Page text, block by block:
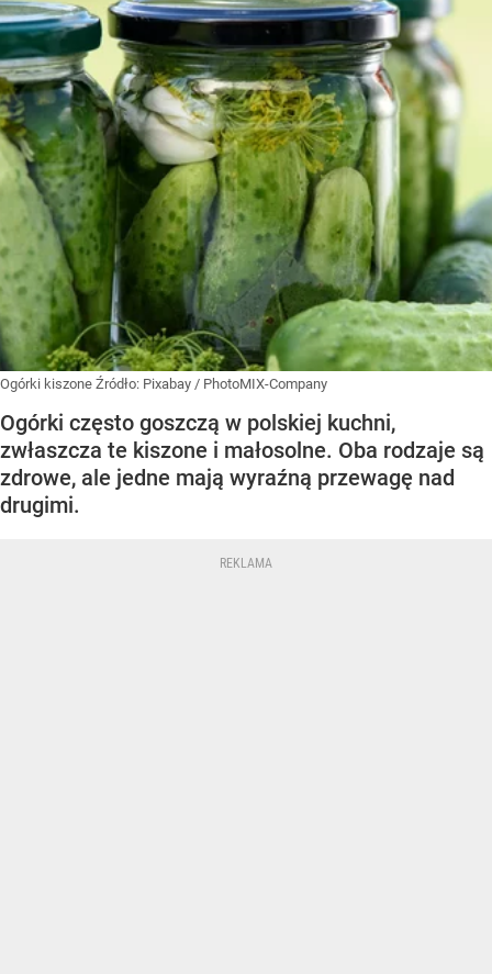
Ogórki kiszone Źródło: Pixabay / PhotoMIX-Company
Ogórki często goszczą w polskiej kuchni,
zwłaszcza te kiszone i małosolne. Oba rodzaje są
zdrowe, ale jedne mają wyraźną przewagę nad
drugimi.